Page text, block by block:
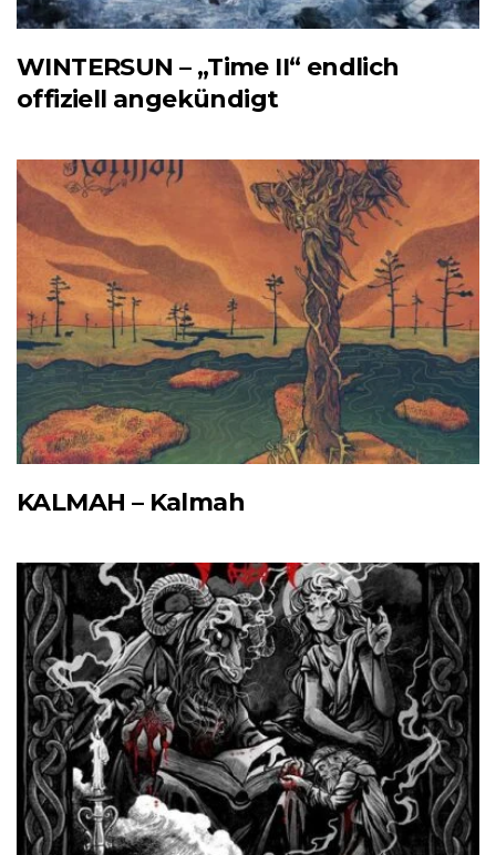
WINTERSUN – „Time II“ endlich
offiziell angekündigt
KALMAH – Kalmah